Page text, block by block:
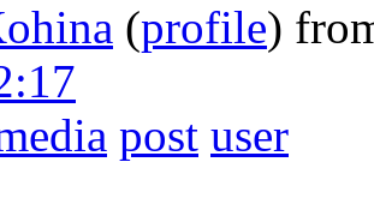
(profile)
post user